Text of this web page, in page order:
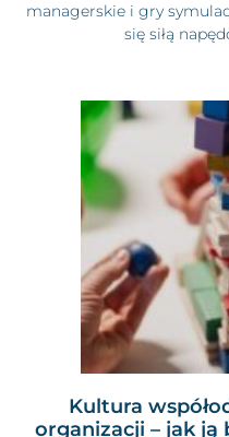
managerskie i gry
się siłą
Kultura
organizacji – jak ją